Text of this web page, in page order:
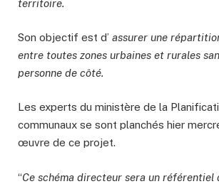
territoire.
Son objectif est d’ assurer une
entre toutes zones urbaines et rurales
personne de côté.
Les experts du ministère de la
communaux se sont planchés hier
œuvre de ce projet.
“Ce schéma directeur sera un référentiel